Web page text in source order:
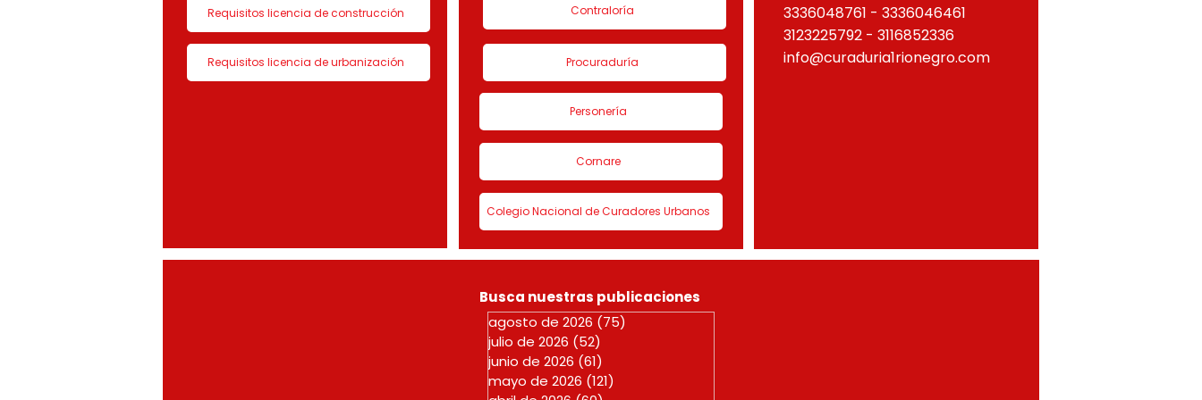
Requisitos licencia de construcción
Requisitos licencia de urbanización
Contraloría
Procuraduría
Personería
Cornare
Colegio Nacional de Curadores Urbanos
3336048761 - 3336046461
3123225792 - 3116852336
info@curaduria1rionegro.com
Busca nuestras publicaciones
agosto de 2026 (75)
julio de 2026 (52)
junio de 2026 (61)
mayo de 2026 (121)